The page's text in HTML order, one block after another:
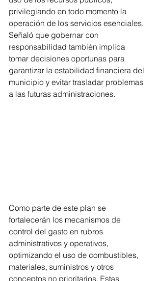
privilegiando en todo momento la
operación de los servicios esenciales.
Señaló que gobernar con
responsabilidad también implica
tomar decisiones oportunas para
garantizar la estabilidad financiera del
municipio y evitar trasladar problemas
a las futuras administraciones.
Como parte de este plan se
fortalecerán los mecanismos de
control del gasto en rubros
administrativos y operativos,
optimizando el uso de combustibles,
materiales, suministros y otros
conceptos no prioritarios. Estas